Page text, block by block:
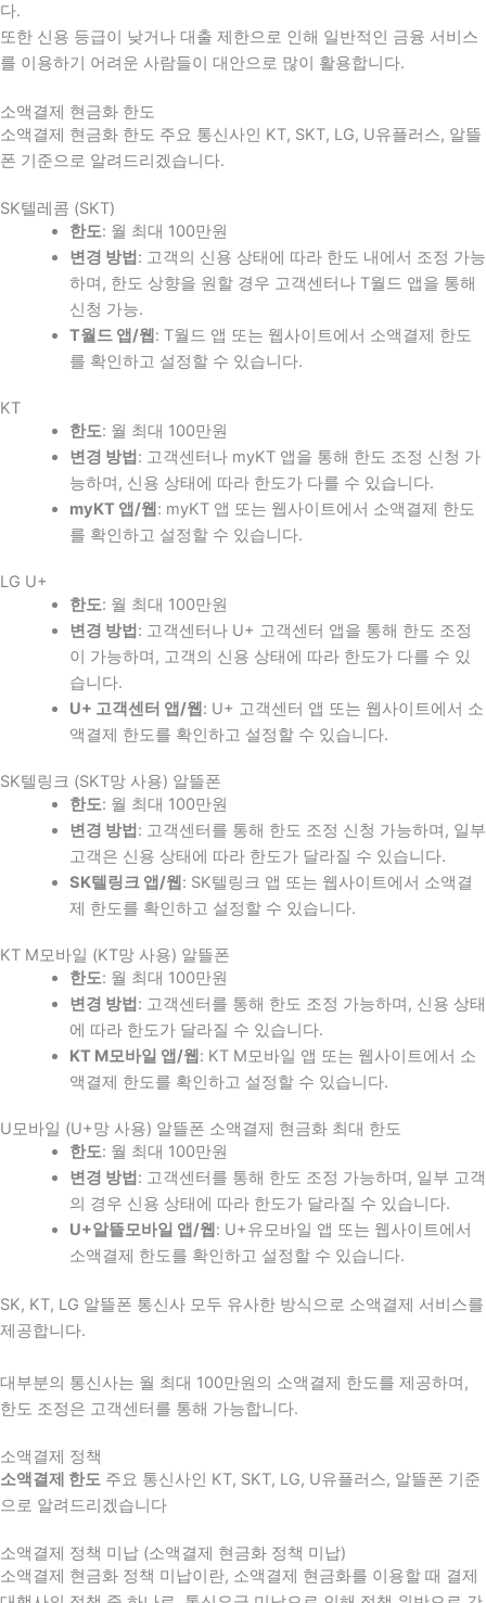
다.
또한 신용 등급이 낮거나 대출 제한으로 인해 일반적인 금융 서비스
를 이용하기 어려운 사람들이 대안으로 많이 활용합니다.
소액결제 현금화 한도
소액결제 현금화 한도 주요 통신사인 KT, SKT, LG, U유플러스, 알뜰
폰 기준으로 알려드리겠습니다.
SK텔레콤 (SKT)
한도: 월 최대 100만원
변경 방법 : 고객의 신용 상태에 따라 한도 내에서 조정 가능
하며, 한도 상향을 원할 경우 고객센터나 T월드 앱을 통해
신청 가능.
T월드 앱/웹 : T월드 앱 또는 웹사이트에서 소액결제 한도
를 확인하고 설정할 수 있습니다.
KT
한도: 월 최대 100만원
변경 방법 : 고객센터나 myKT 앱을 통해 한도 조정 신청 가
능하며, 신용 상태에 따라 한도가 다를 수 있습니다.
myKT 앱/웹 : myKT 앱 또는 웹사이트에서 소액결제 한도
를 확인하고 설정할 수 있습니다.
LG U+
한도: 월 최대 100만원
변경 방법 : 고객센터나 U+ 고객센터 앱을 통해 한도 조정
이 가능하며, 고객의 신용 상태에 따라 한도가 다를 수 있
습니다.
U+ 고객센터 앱/웹 : U+ 고객센터 앱 또는 웹사이트에서 소
액결제 한도를 확인하고 설정할 수 있습니다.
SK텔링크 (SKT망 사용) 알뜰폰
한도: 월 최대 100만원
변경 방법 : 고객센터를 통해 한도 조정 신청 가능하며, 일부
고객은 신용 상태에 따라 한도가 달라질 수 있습니다.
SK텔링크 앱/웹 : SK텔링크 앱 또는 웹사이트에서 소액결
제 한도를 확인하고 설정할 수 있습니다.
KT M모바일 (KT망 사용) 알뜰폰
한도: 월 최대 100만원
변경 방법 : 고객센터를 통해 한도 조정 가능하며, 신용 상태
에 따라 한도가 달라질 수 있습니다.
KT M모바일 앱/웹 : KT M모바일 앱 또는 웹사이트에서 소
액결제 한도를 확인하고 설정할 수 있습니다.
U모바일 (U+망 사용) 알뜰폰 소액결제 현금화 최대 한도
한도: 월 최대 100만원
변경 방법 : 고객센터를 통해 한도 조정 가능하며, 일부 고객
의 경우 신용 상태에 따라 한도가 달라질 수 있습니다.
U+알뜰모바일 앱/웹 : U+유모바일 앱 또는 웹사이트에서
소액결제 한도를 확인하고 설정할 수 있습니다.
SK, KT, LG 알뜰폰 통신사 모두 유사한 방식으로 소액결제 서비스를
제공합니다.
대부분의 통신사는 월 최대 100만원의 소액결제 한도를 제공하며,
한도 조정은 고객센터를 통해 가능합니다.
소액결제 정책
소액결제 한도 주요 통신사인 KT, SKT, LG, U유플러스, 알뜰폰 기준
으로 알려드리겠습니다
소액결제 정책 미납 (소액결제 현금화 정책 미납)
소액결제 현금화 정책 미납이란, 소액결제 현금화를 이용할 때 결제